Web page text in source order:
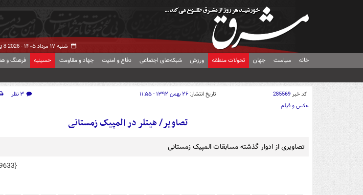
شنبه ۱۷ مرداد ۱۴۰۵ - 8 2026
خانه سیاست جهان تحولات منطقه ورزش شبکه‌های اجتماعی دفاع و امنیت جهاد و مقاومت حسینیه فرهنگ و
کد خبر285569 تاریخ انتشار: ۲۶ بهمن ۱۳۹۲ - ۱۱:۵۵ ۳ نظر
عکس و فیلم
تصاویر/ هیتلر در المپیک زمستانی
تصاویری از ادوار گذشته مسابقات المپیک زمستانی